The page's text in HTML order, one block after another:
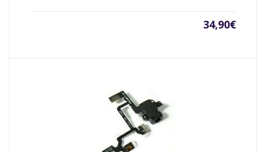
34,90€